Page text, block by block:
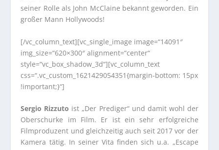
seiner Rolle als John McClaine bekannt geworden. Ein
großer Mann Hollywoods!
[/vc_column_text][vc_single_image image=“14091″
img_size=“620×300″ alignment=“center“
style=“vc_box_shadow_3d“][vc_column_text
css=“.vc_custom_1621429054351{margin-bottom: 15px
!important;}“]
Sergio Rizzuto ist „Der Prediger“ und damit wohl der
Oberschurke im Film. Er ist ein sehr erfolgreiche
Filmproduzent und gleichzeitig auch seit 2017 vor der
Kamera tätig. In seiner Vita finden sich u.a. „Escape